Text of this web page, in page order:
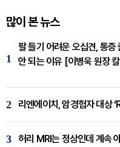
많이 본 뉴스
1
팔 들기 어려운 오십견, 통증
안 되는 이유 [이병욱 원장
2 리엔에이치, 암경험자 대상
3 허리 MRI는 정상인데 계속